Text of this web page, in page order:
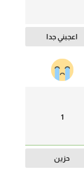
اعجبني جدا
1
حزين